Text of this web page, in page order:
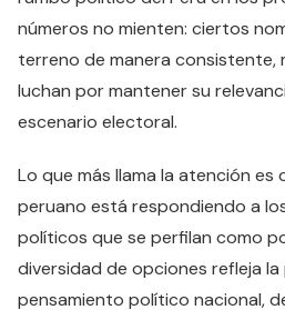
números no mienten: ciertos
terreno de manera consistente,
luchan por mantener su
escenario electoral.
Lo que más llama la atención
peruano está respondiendo a
políticos que se perfilan como
diversidad de opciones refleja la
pensamiento político nacional,